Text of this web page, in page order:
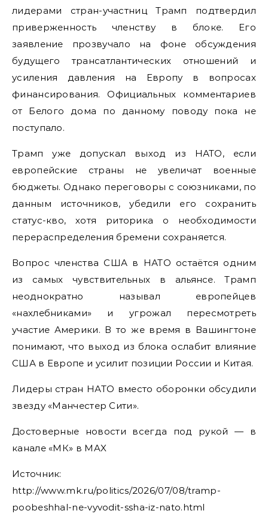
лидерами стран-участниц Трамп подтвердил
приверженность членству в блоке. Его
заявление прозвучало на фоне обсуждения
будущего трансатлантических отношений и
усиления давления на Европу в вопросах
финансирования. Официальных комментариев
от Белого дома по данному поводу пока не
поступало.
Трамп уже допускал выход из НАТО, если
европейские страны не увеличат военные
бюджеты. Однако переговоры с союзниками, по
данным источников, убедили его сохранить
статус-кво, хотя риторика о необходимости
перераспределения бремени сохраняется.
Вопрос членства США в НАТО остаётся одним
из самых чувствительных в альянсе. Трамп
неоднократно называл европейцев
«нахлебниками» и угрожал пересмотреть
участие Америки. В то же время в Вашингтоне
понимают, что выход из блока ослабит влияние
США в Европе и усилит позиции России и Китая.
Лидеры стран НАТО вместо оборонки обсудили
звезду «Манчестер Сити».
Достоверные новости всегда под рукой — в
канале «МК» в MAX
Источник:
http://www.mk.ru/politics/2026/07/08/tramp-
poobeshhal-ne-vyvodit-ssha-iz-nato.html